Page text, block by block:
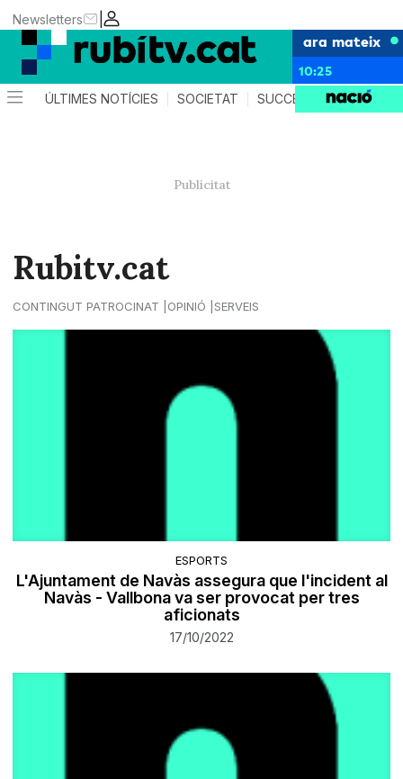
|
Newsletters
ara mateix
10:25
ÚLTIMES NOTÍCIES SOCIETAT SUCCESSOS
Rubitv.cat
CONTINGUT PATROCINAT OPINIÓ SERVEIS
ESPORTS
L'Ajuntament de Navàs assegura que l'incident al
Navàs - Vallbona va ser provocat per tres
aficionats
17/10/2022